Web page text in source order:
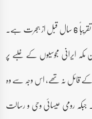
رومیوں پر ایرانیوں کا غلبہ 615ء میں پورا ہوا، جو تقریباً 6 سال قبل از ہجرت ہے۔
ایرانی مجوسیوں کے غلبے پر
کے قائل نہ تھے، اس وجہ سے وہ
رومی عیسائی وحی و رسالت